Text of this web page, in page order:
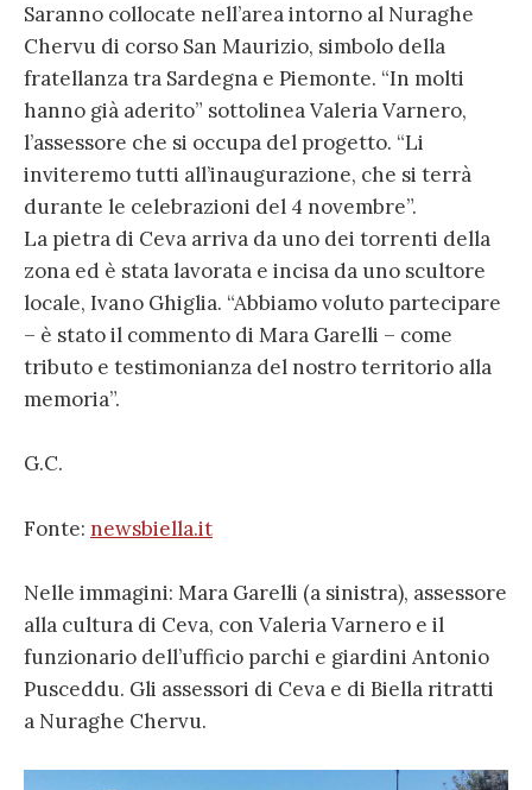
Saranno collocate nell’area intorno al Nuraghe
Chervu di corso San Maurizio, simbolo della
fratellanza tra Sardegna e Piemonte. “In molti
hanno già aderito” sottolinea Valeria Varnero,
l’assessore che si occupa del progetto. “Li
inviteremo tutti all’inaugurazione, che si terrà
durante le celebrazioni del 4 novembre”.
La pietra di Ceva arriva da uno dei torrenti della
zona ed è stata lavorata e incisa da uno scultore
locale, Ivano Ghiglia. “Abbiamo voluto partecipare
– è stato il commento di Mara Garelli – come
tributo e testimonianza del nostro territorio alla
memoria”.
G.C.
Fonte: newsbiella.it
Nelle immagini: Mara Garelli (a sinistra), assessore
alla cultura di Ceva, con Valeria Varnero e il
funzionario dell’ufficio parchi e giardini Antonio
Pusceddu. Gli assessori di Ceva e di Biella ritratti
a Nuraghe Chervu.